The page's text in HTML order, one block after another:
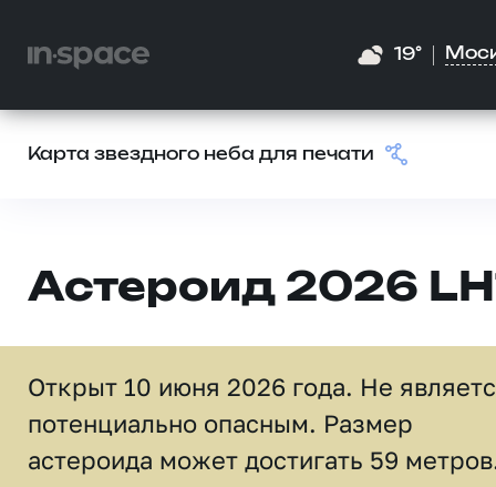
19°
Карта звездного неба для печати
Астероид 2026
Открыт 10 июня 2026 года. Не
потенциально опасным. Размер
астероида может достигать 59